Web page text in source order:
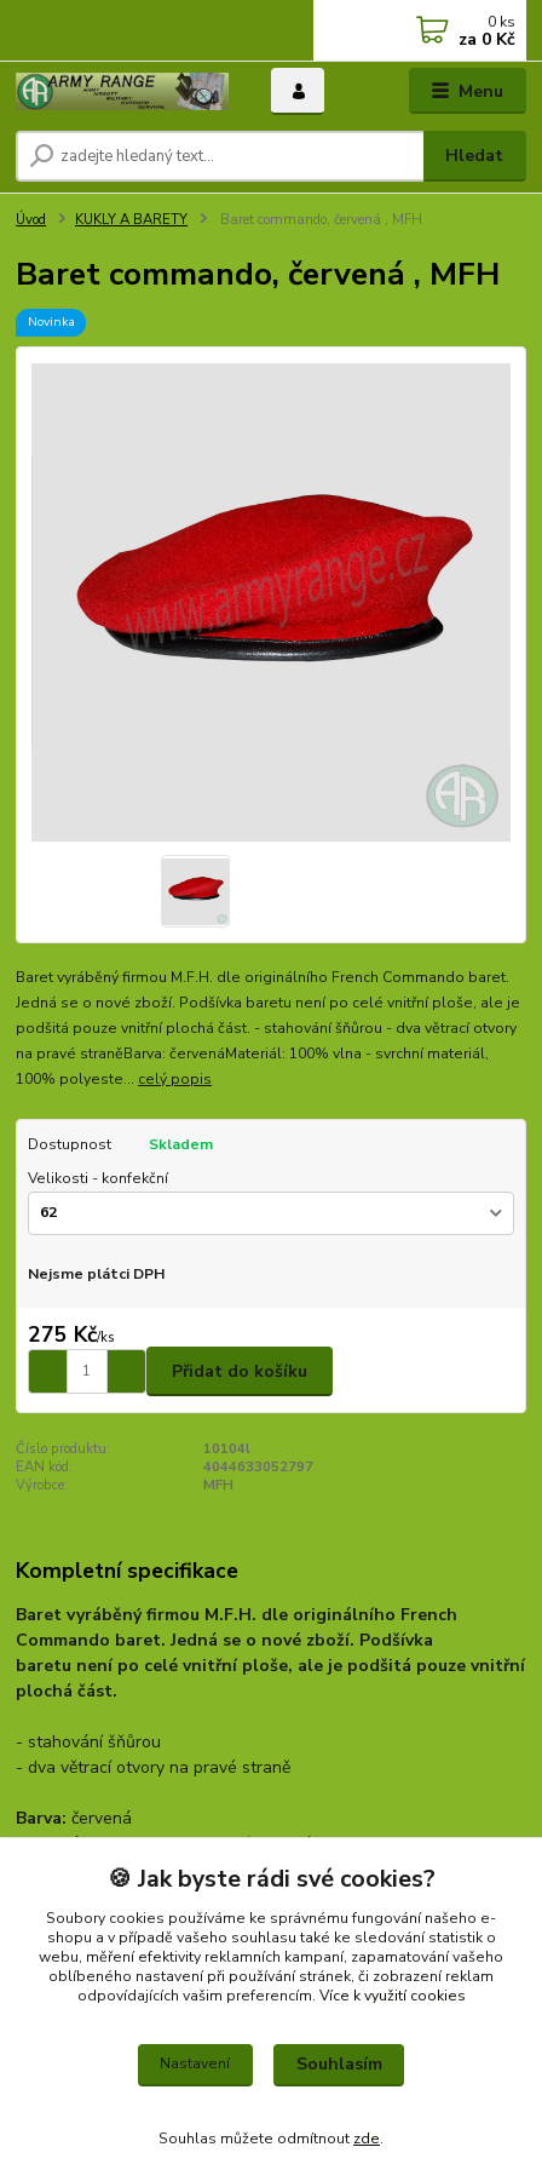
Menu
Hledat
0 ks
za 0 Kč
Úvod KUKLY A BARETY Baret commando, červená , MFH
Baret commando, červená , MFH
Novinka
Baret vyráběný firmou M.F.H. dle originálního French Commando baret.
Jedná se o nové zboží. Podšívka baretu není po celé vnitřní ploše, ale je
podšitá pouze vnitřní plochá část. - stahování šňůrou - dva větrací otvory
na pravé straněBarva: červenáMateriál: 100% vlna - svrchní materiál,
100% polyeste... celý popis
Dostupnost
Skladem
Velikosti - konfekční
Nejsme plátci DPH
275 Kč/ks
Přidat do košíku
Číslo produktu:
10104l
EAN kód:
4044633052797
Výrobce:
MFH
Kompletní specifikace
Baret vyráběný firmou M.F.H. dle originálního French
Commando baret. Jedná se o nové zboží. Podšívka
baretu není po celé vnitřní ploše, ale je podšitá pouze vnitřní
plochá část.
- stahování šňůrou
- dva větrací otvory na pravé straně
Barva:červená
Materiál:100% vlna - svrchní materiál, 100% polyester -
podšívka, kůže - lem
Zboží zařazeno v kategoriích
🍪 Jak byste rádi své cookies?
Soubory cookies používáme ke správnému fungování našeho e-
shopu a v případě vašeho souhlasu také ke sledování statistik o
webu, měření efektivity reklamních kampaní, zapamatování vašeho
oblíbeného nastavení při používání stránek, či zobrazení reklam
odpovídajících vašim preferencím. Více k využití cookies
Nastavení Souhlasím
Souhlas můžete odmítnout zde.